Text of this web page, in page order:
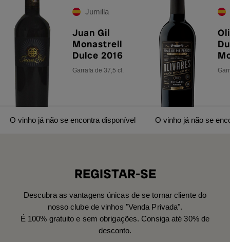
Jumilla
Juan Gil
Monastrell
Dulce 2016
Garrafa de 37,5 cl.
O vinho já não se encontra disponível O vinho já não se
REGISTAR-SE
Descubra as vantagens únicas de se tornar cliente do
nosso clube de vinhos "Venda Privada".
É 100% gratuito e sem obrigações. Consiga até 30% de
desconto.